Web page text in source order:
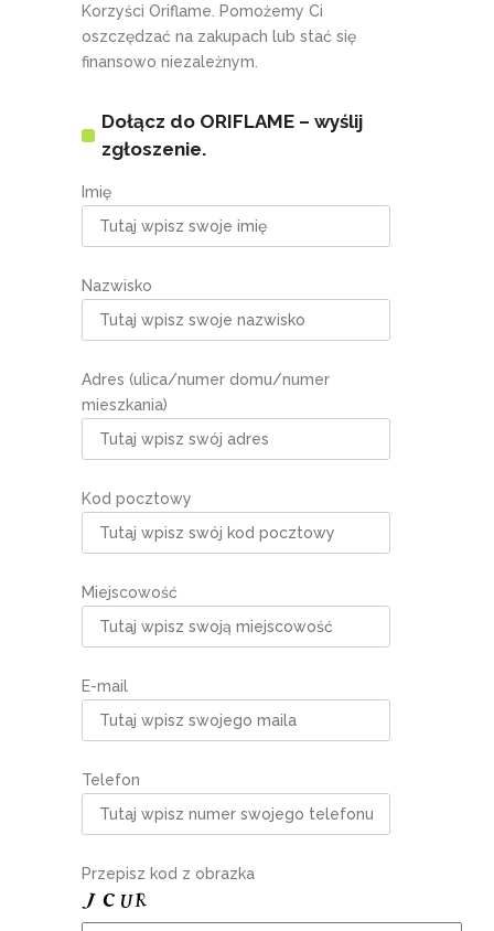
Korzyści Oriflame. Pomożemy Ci
oszczędzać na zakupach lub stać się
finansowo niezależnym.
Dołącz do ORIFLAME – wyślij
zgłoszenie.
Imię
Nazwisko
Adres (ulica/numer domu/numer
mieszkania)
Kod pocztowy
Miejscowość
E-mail
Telefon
Przepisz kod z obrazka